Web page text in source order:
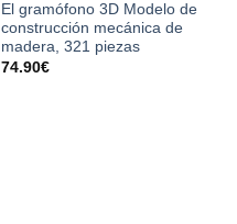
El gramófono 3D Modelo de
construcción mecánica de
madera, 321 piezas
74.90€